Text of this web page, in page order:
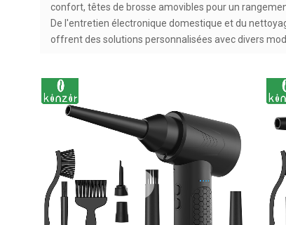
confort, têtes de brosse amovibles pour un
De l'entretien électronique domestique et du
offrent des solutions personnalisées avec divers